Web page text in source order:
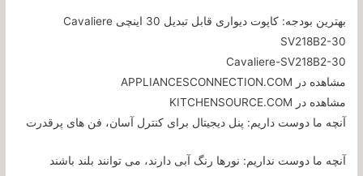
بهترین بودجه: کاپوت دیواری قابل تبدیل 30 اینچی Cavaliere
SV218B2-30
Cavaliere-SV218B2-30
مشاهده در APPLIANCESCONNECTION.COM
مشاهده در KITCHENSOURCE.COM
آنچه ما دوست داریم: پنل دیجیتال برای کنترل آسان، فن های پرقدرت
آنچه ما دوست نداریم: نورها رنگ آبی دارند، می توانند بلند باشند